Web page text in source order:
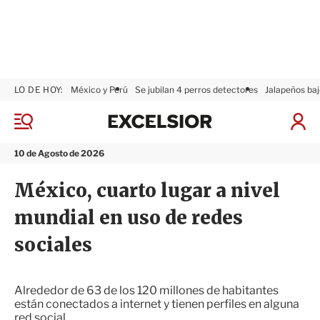
M
n
10 de Agosto de 2026
LO DE HOY: México y Perú Se jubilan 4 perros detectores Jalapeños
I
x
i
o
r
México, cuarto lugar a nivel
mundial en uso de redes
sociales
Alrededor de 63 de los 120 millones de habitantes
están conectados a internet y tienen perfiles en alguna